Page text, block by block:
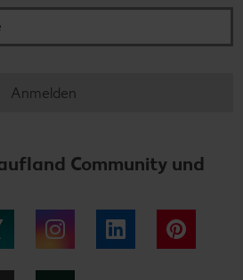
Anmelden
Community und
Instagram LinkedIn